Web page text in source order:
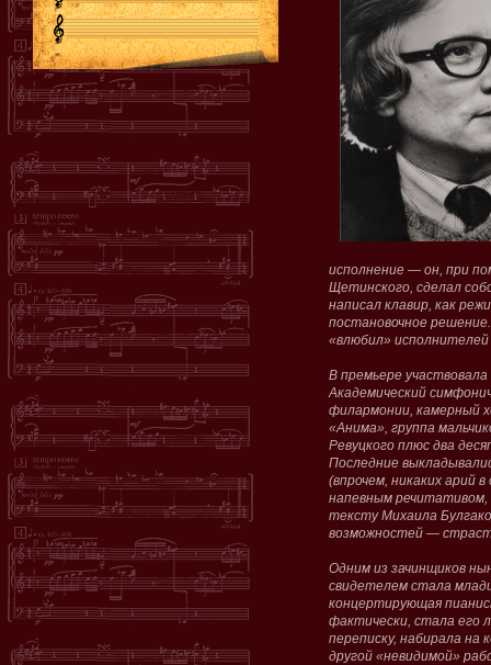
исполнение — он, при
Щетинского, сделал
написал клавир, как
постановочное
«влюбил»
В премьере
Академический
филармонии, камерный
«Анима», группа
Ревуцкого плюс два
Последние
(впрочем, никаких арий
напевным
тексту Михаила
возможностей —
Одним из зачинщиков
свидетелем стала
концертирующая
фактически, стала его
переписку, набирала
другой «невидимой»